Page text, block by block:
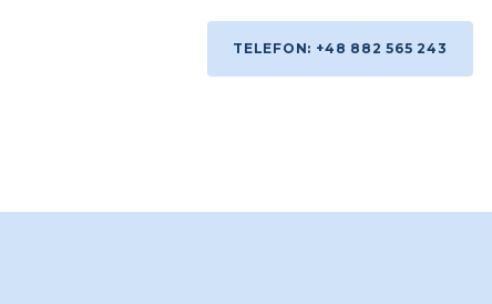
TELEFON: +48 882 565 243